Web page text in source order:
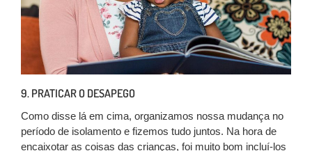
9. PRATICAR O DESAPEGO
Como disse lá em cima, organizamos nossa mudança no
período de isolamento e fizemos tudo juntos. Na hora de
encaixotar as coisas das crianças, foi muito bom incluí-los